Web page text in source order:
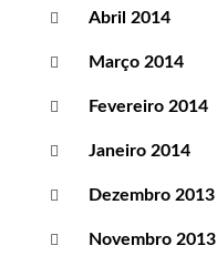
Abril 2014
Março 2014
Fevereiro 2014
Janeiro 2014
Dezembro 2013
Novembro 2013